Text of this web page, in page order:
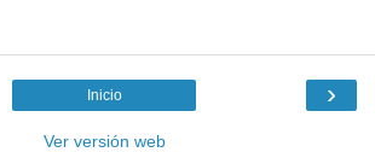
›
Inicio
Ver versión web